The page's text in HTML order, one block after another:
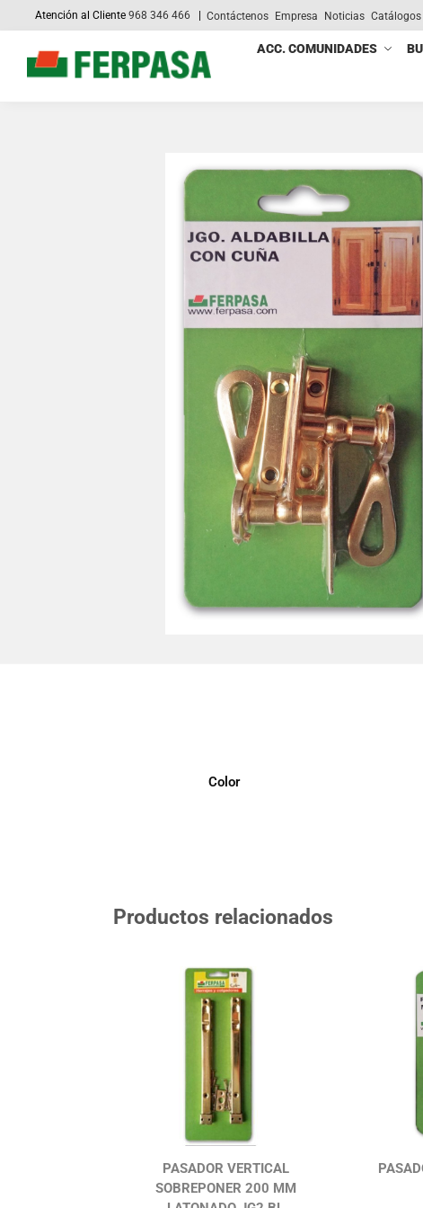
Atención al Cliente968 346 466 Contáctenos Empresa Noticias Catálogos
ACC. COMUNIDADES
Search
Color
Productos relacionados
PASADOR VERTICAL
SOBREPONER 200 MM